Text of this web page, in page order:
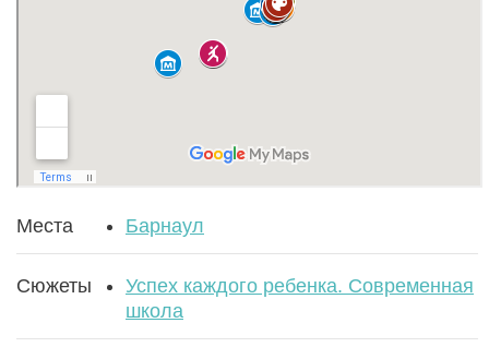
Места Барнаул
Сюжеты
Успех каждого ребенка. Современная
школа